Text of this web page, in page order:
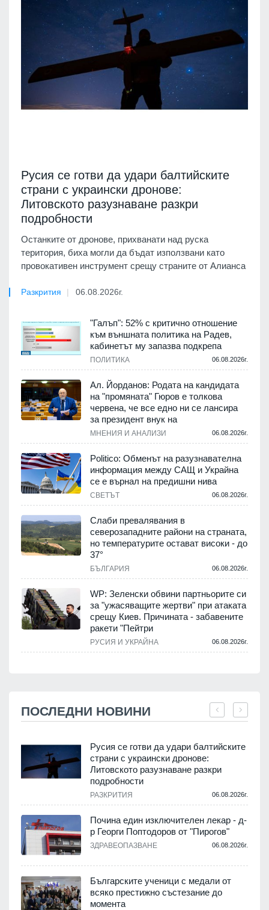
Русия се готви да удари балтийските
страни с украински дронове:
Литовското разузнаване разкри
подробности
Останките от дронове, прихванати над руска
територия, биха могли да бъдат използвани като
провокативен инструмент срещу страните от Алианса
Разкрития 06.08.2026г.
"Галъп": 52% с критично отношение
към външната политика на Радев,
кабинетът му запазва подкрепа
ПОЛИТИКА 06.08.2026г.
Ал. Йорданов: Родата на кандидата
на "промяната" Гюров е толкова
червена, че все едно ни се лансира
за президент внук на
МНЕНИЯ И АНАЛИЗИ 06.08.2026г.
Politico: Обменът на разузнавателна
информация между САЩ и Украйна
се е върнал на предишни нива
СВЕТЪТ 06.08.2026г.
Слаби превалявания в
северозападните райони на страната,
но температурите остават високи - до
37°
БЪЛГАРИЯ 06.08.2026г.
WP: Зеленски обвини партньорите си
за "ужасяващите жертви" при атаката
срещу Киев. Причината - забавените
ракети "Пейтри
РУСИЯ И УКРАЙНА 06.08.2026г.
ПОСЛЕДНИ НОВИНИ
Русия се готви да удари балтийските
страни с украински дронове:
Литовското разузнаване разкри
подробности
РАЗКРИТИЯ 06.08.2026г.
Почина един изключителен лекар - д-
р Георги Поптодоров от "Пирогов"
ЗДРАВЕОПАЗВАНЕ 06.08.2026г.
Българските ученици с медали от
всяко престижно състезание до
момента